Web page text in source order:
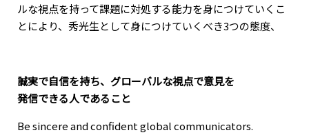
ルな視点を持って課題に対処する能力を身につけていくこ
とにより、秀光生として身につけていくべき3つの態度、
誠実で自信を持ち、グローバルな視点で意見を
発信できる人であること
Be sincere and confident global communicators.